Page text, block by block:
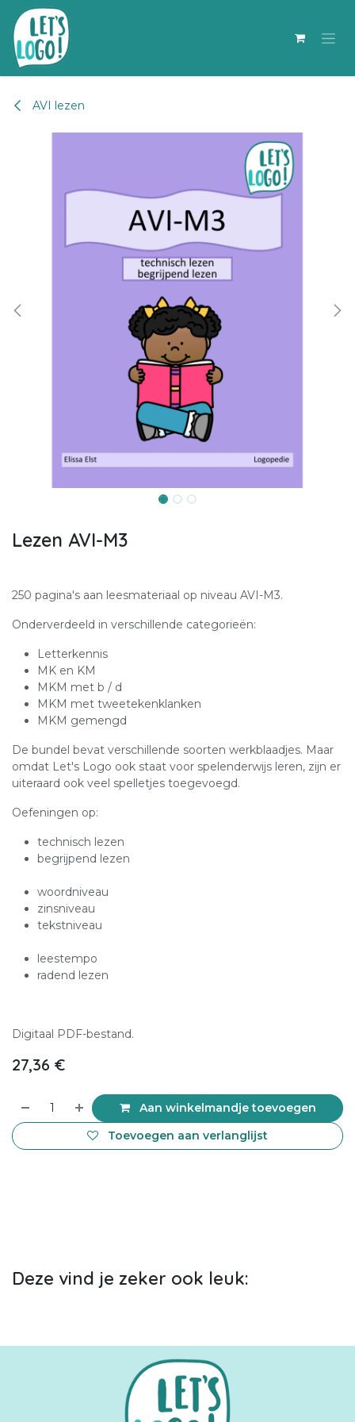
Overslaan naar inhoud
AVI lezen
Lezen AVI-M3
250 pagina's aan leesmateriaal op niveau AVI-M3.
Onderverdeeld in verschillende categorieën:
Letterkennis
MK en KM
MKM met b / d
MKM met tweetekenklanken
MKM gemengd
De bundel bevat verschillende soorten werkblaadjes. Maar
omdat Let's Logo ook staat voor spelenderwijs leren, zijn er
uiteraard ook veel spelletjes toegevoegd.
Oefeningen op:
technisch lezen
begrijpend lezen
woordniveau
zinsniveau
tekstniveau
leestempo
radend lezen
Digitaal PDF-bestand.
27,36 €
Aan winkelmandje toevoegen
Toevoegen aan verlanglijst
Deze vind je zeker ook leuk: